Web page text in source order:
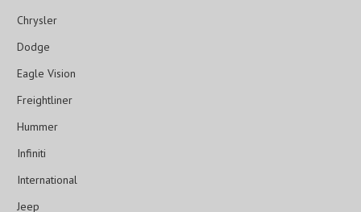
Chrysler
Dodge
Eagle Vision
Freightliner
Hummer
Infiniti
International
Jeep